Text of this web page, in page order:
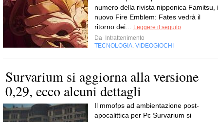
numero della rivista nipponica Famitsu,
nuovo Fire Emblem: Fates vedrà il
ritorno dei...
Leggere il seguito
Da
Intrattenimento
TECNOLOGIA VIDEOGIOCHI
Survarium si aggiorna alla versione
0,29, ecco alcuni dettagli
Il mmofps ad ambientazione post-
apocalittica per Pc Survarium si